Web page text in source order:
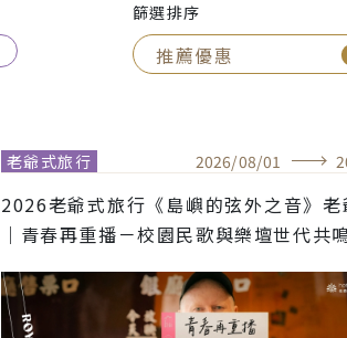
篩選排序
老爺式旅行 2026/08/01
2026老爺式旅行《島嶼的弦外之音》老
｜青春再重播－校園民歌與樂壇世代共